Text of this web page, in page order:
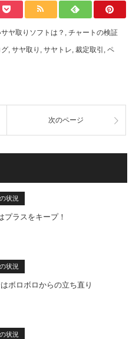
ヤ取りソフトは？ , チャートの検証
, サヤ取り , サヤトレ, 裁定取引 , ペ
次のページ
状況
プラスをキープ！
状況
ボロボロからの立ち直り
状況